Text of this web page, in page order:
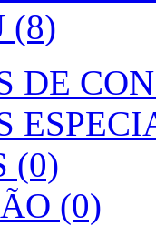
(8)
DE
(0)
(0)